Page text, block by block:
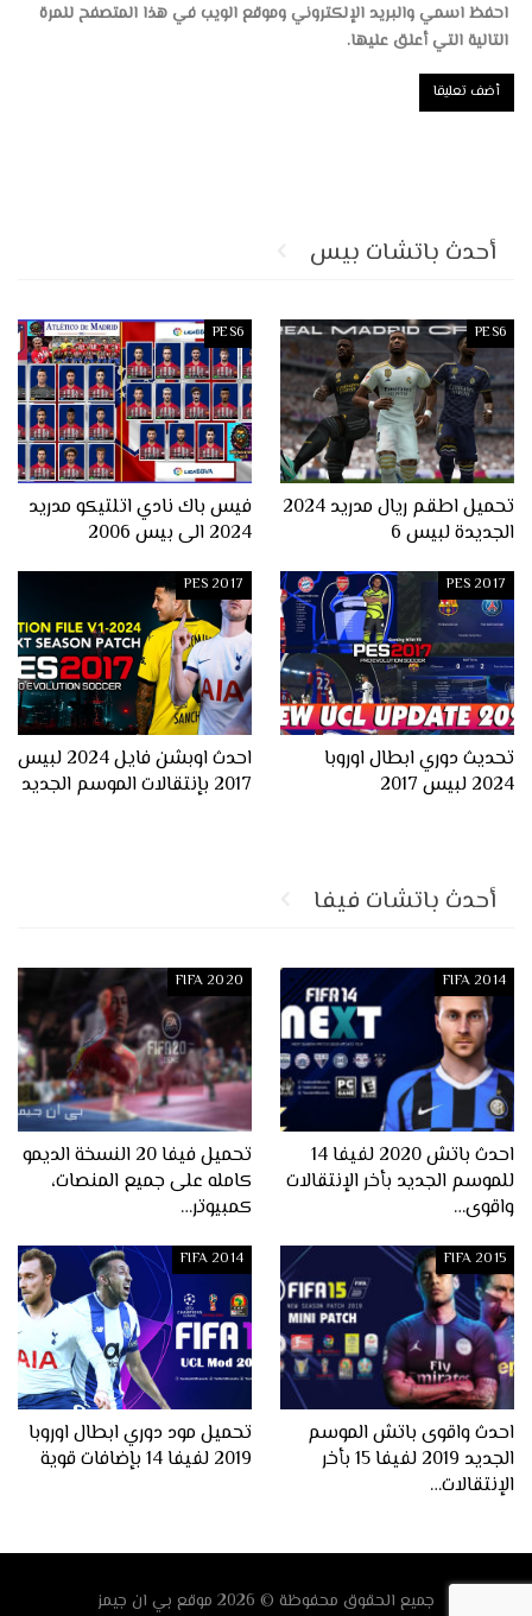
احفظ اسمي والبريد الإلكتروني وموقع الويب في هذا المتصفح للمرة
التالية التي أعلق عليها.
أحدث باتشات بيس
PES6
تحميل اطقم ريال مدريد 2024
الجديدة لبيس 6
PES6
فيس باك نادي اتلتيكو مدريد
2024 الى بيس 2006
PES 2017
تحديث دوري ابطال اوروبا
2024 لبيس 2017
PES 2017
احدث اوبشن فايل 2024 لبيس
2017 بإنتقالات الموسم الجديد
أحدث باتشات فيفا
FIFA 2014
احدث باتش 2020 لفيفا 14
للموسم الجديد بأخر الإنتقالات
واقوى…
FIFA 2020
تحميل فيفا 20 النسخة الديمو
كامله على جميع المنصات،
كمبيوتر…
FIFA 2015
احدث واقوى باتش الموسم
الجديد 2019 لفيفا 15 بأخر
الإنتقالات…
FIFA 2014
تحميل مود دوري ابطال اوروبا
2019 لفيفا 14 بإضافات قوية
جميع الحقوق محفوظة © 2026 موقع بي ان جيمز